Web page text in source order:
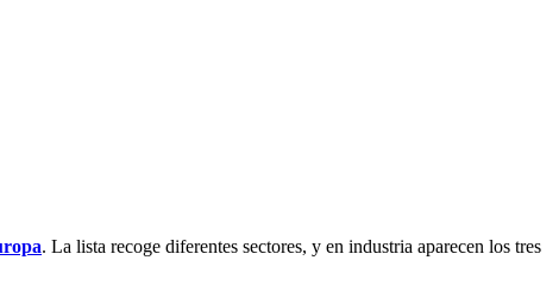
. La lista recoge diferentes sectores, y en industria aparecen los tres